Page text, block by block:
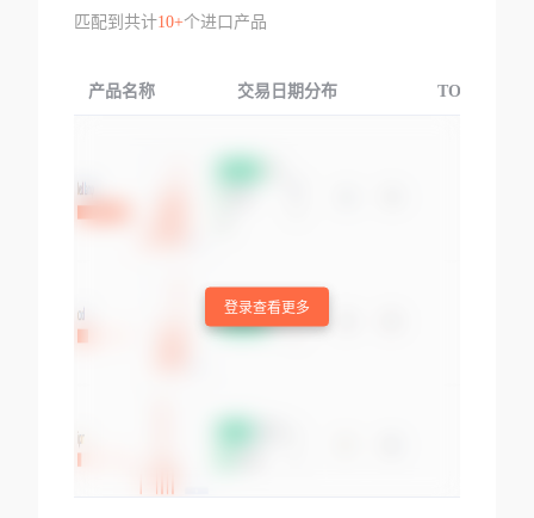
匹配到共计10+个进口产品
产品名称 交易日期分布 TOP3交易国
登录查看更多